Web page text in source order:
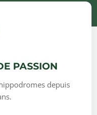
PASSION
depuis